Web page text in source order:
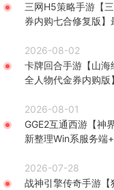
三网H5策略手游【
券内购七合修复版】
理后台+GM授权后台
端+详细搭建教程+
2026-08-02
卡牌回合手游【山海
全人物代金券内购
+热更修改工具+安卓
2026-08-01
GGE2互通西游【神
新整理Win系服务端
建教程
2026-07-28
战神引擎传奇手游【